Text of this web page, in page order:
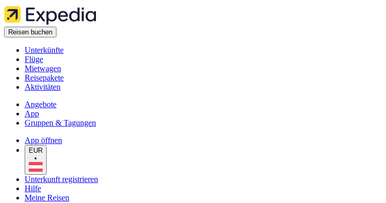
Reisen buchen
Unterkünfte
Flüge
Mietwagen
Reisepakete
Aktivitäten
Angebote
App
Gruppen & Tagungen
App öffnen
EUR
•
Unterkunft registrieren
Hilfe
Meine Reisen